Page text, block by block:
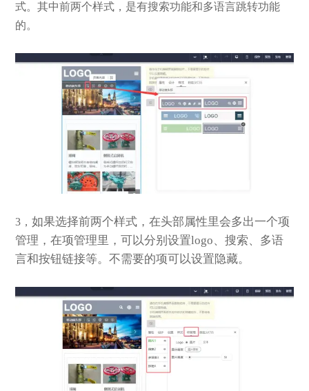
式。其中前两个样式，是有搜索功能和多语言跳转功能
的。
3， 如果选择前两个样式，在头部属性里会多出一个项
管理，在项管理里，可以分别设置logo、搜索、多语
言和按钮链接等。不需要的项可以设置隐藏。